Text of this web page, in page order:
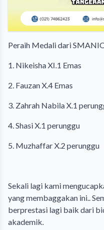
Peraih Medali dari
1. Nikeisha XI.1 Emas
2. Fauzan X.4 Emas
3. Zahrah Nabila X.1
4. Shasi X.1 perunggu
5. Muzhaffar X.2 perunggu
Sekali lagi kami
yang membaggakan ini..
berprestasi lagi baik dari
akademik.